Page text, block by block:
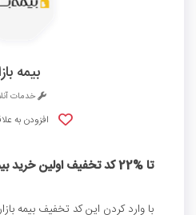
بیمه
خدمات
افزودن به
تا %22 کد تخفیف اولین خرید بیمه تکمیلی بیمه بازار